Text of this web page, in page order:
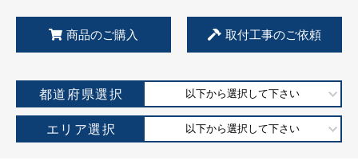
商品のご購入 取付工事のご依頼
都道府県選択 以下から選択して下さい
エリア選択 以下から選択して下さい